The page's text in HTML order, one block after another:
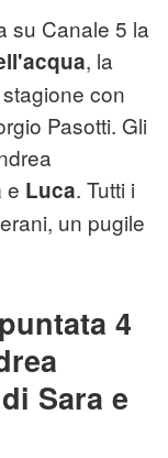
su Canale 5 la
, la
con
Pasotti. Gli
e Luca. Tutti i
un pugile
4
Sara e